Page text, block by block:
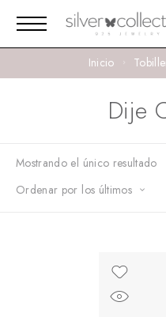
Inicio
Dije
Mostrando el único resultado
Ordenar por los últimos